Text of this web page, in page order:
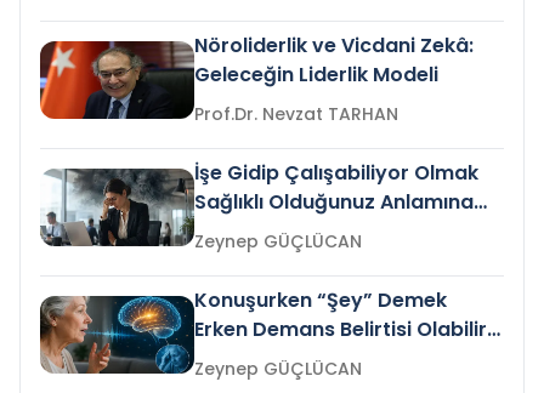
Nöroliderlik ve Vicdani Zekâ:
Geleceğin Liderlik Modeli
Prof.Dr. Nevzat TARHAN
İşe Gidip Çalışabiliyor Olmak
Sağlıklı Olduğunuz Anlamına
Gelir mi?Zeynep GÜÇLÜCAN
Konuşurken “Şey” Demek
Erken Demans Belirtisi Olabilir
mi?
Zeynep GÜÇLÜCAN